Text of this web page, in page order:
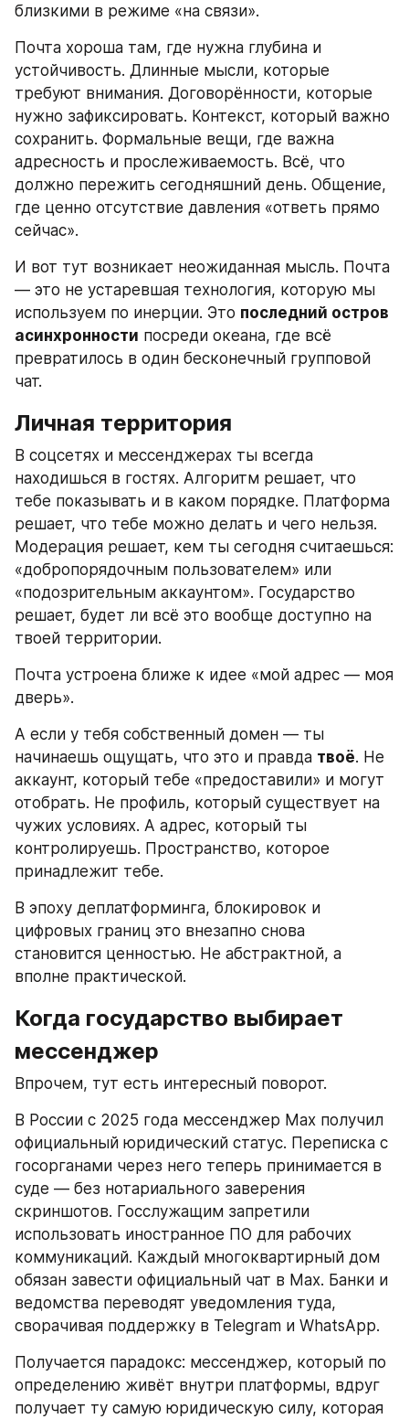
близкими в режиме «на связи».
Почта хороша там, где нужна глубина и
устойчивость. Длинные мысли, которые
требуют внимания. Договорённости, которые
нужно зафиксировать. Контекст, который важно
сохранить. Формальные вещи, где важна
адресность и прослеживаемость. Всё, что
должно пережить сегодняшний день. Общение,
где ценно отсутствие давления «ответь прямо
сейчас».
И вот тут возникает неожиданная мысль. Почта
— это не устаревшая технология, которую мы
используем по инерции. Это последний остров
асинхронности посреди океана, где всё
превратилось в один бесконечный групповой
чат.
Личная территория
В соцсетях и мессенджерах ты всегда
находишься в гостях. Алгоритм решает, что
тебе показывать и в каком порядке. Платформа
решает, что тебе можно делать и чего нельзя.
Модерация решает, кем ты сегодня считаешься:
«добропорядочным пользователем» или
«подозрительным аккаунтом». Государство
решает, будет ли всё это вообще доступно на
твоей территории.
Почта устроена ближе к идее «мой адрес — моя
дверь».
А если у тебя собственный домен — ты
начинаешь ощущать, что это и правда твоё. Не
аккаунт, который тебе «предоставили» и могут
отобрать. Не профиль, который существует на
чужих условиях. А адрес, который ты
контролируешь. Пространство, которое
принадлежит тебе.
В эпоху деплатформинга, блокировок и
цифровых границ это внезапно снова
становится ценностью. Не абстрактной, а
вполне практической.
Когда государство выбирает
мессенджер
Впрочем, тут есть интересный поворот.
В России с 2025 года мессенджер Max получил
официальный юридический статус. Переписка с
госорганами через него теперь принимается в
суде — без нотариального заверения
скриншотов. Госслужащим запретили
использовать иностранное ПО для рабочих
коммуникаций. Каждый многоквартирный дом
обязан завести официальный чат в Max. Банки и
ведомства переводят уведомления туда,
сворачивая поддержку в Telegram и WhatsApp.
Получается парадокс: мессенджер, который по
определению живёт внутри платформы, вдруг
получает ту самую юридическую силу, которая